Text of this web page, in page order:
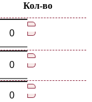
Кол-во